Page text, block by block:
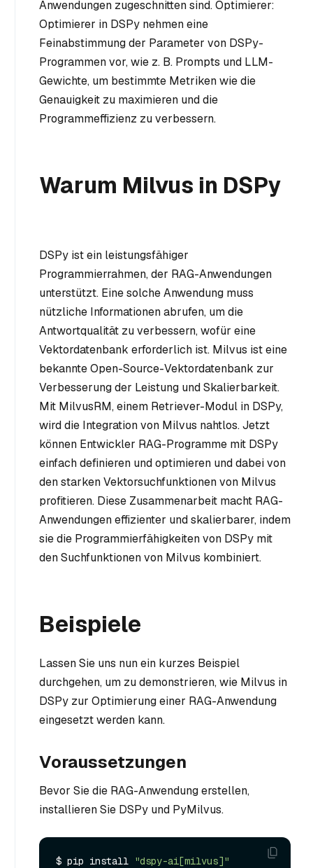
Anwendungen zugeschnitten sind. Optimierer:
Optimierer in DSPy nehmen eine
Feinabstimmung der Parameter von DSPy-
Programmen vor, wie z. B. Prompts und LLM-
Gewichte, um bestimmte Metriken wie die
Genauigkeit zu maximieren und die
Programmeffizienz zu verbessern.
Warum Milvus in DSPy
DSPy ist ein leistungsfähiger
Programmierrahmen, der RAG-Anwendungen
unterstützt. Eine solche Anwendung muss
nützliche Informationen abrufen, um die
Antwortqualität zu verbessern, wofür eine
Vektordatenbank erforderlich ist. Milvus ist eine
bekannte Open-Source-Vektordatenbank zur
Verbesserung der Leistung und Skalierbarkeit.
Mit MilvusRM, einem Retriever-Modul in DSPy,
wird die Integration von Milvus nahtlos. Jetzt
können Entwickler RAG-Programme mit DSPy
einfach definieren und optimieren und dabei von
den starken Vektorsuchfunktionen von Milvus
profitieren. Diese Zusammenarbeit macht RAG-
Anwendungen effizienter und skalierbarer, indem
sie die Programmierfähigkeiten von DSPy mit
den Suchfunktionen von Milvus kombiniert.
Beispiele
Lassen Sie uns nun ein kurzes Beispiel
durchgehen, um zu demonstrieren, wie Milvus in
DSPy zur Optimierung einer RAG-Anwendung
eingesetzt werden kann.
Voraussetzungen
Bevor Sie die RAG-Anwendung erstellen,
installieren Sie DSPy und PyMilvus.
$ pip install "dspy-ai[milvus]"